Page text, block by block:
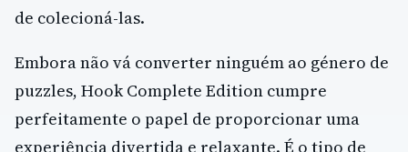
de colecioná-las.
Embora não vá converter ninguém ao género de
puzzles, Hook Complete Edition cumpre
perfeitamente o papel de proporcionar uma
experiência divertida e relaxante. É o tipo de